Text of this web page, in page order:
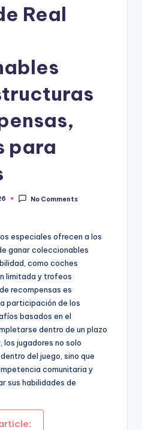
Real
para
No Comments
especiales ofrecen a los
ganar coleccionables
como coches
limitada y trofeos
recompensas es
participación de los
basados en el
dentro de un plazo
jugadores no solo
del juego, sino que
comunitaria y
sus habilidades de